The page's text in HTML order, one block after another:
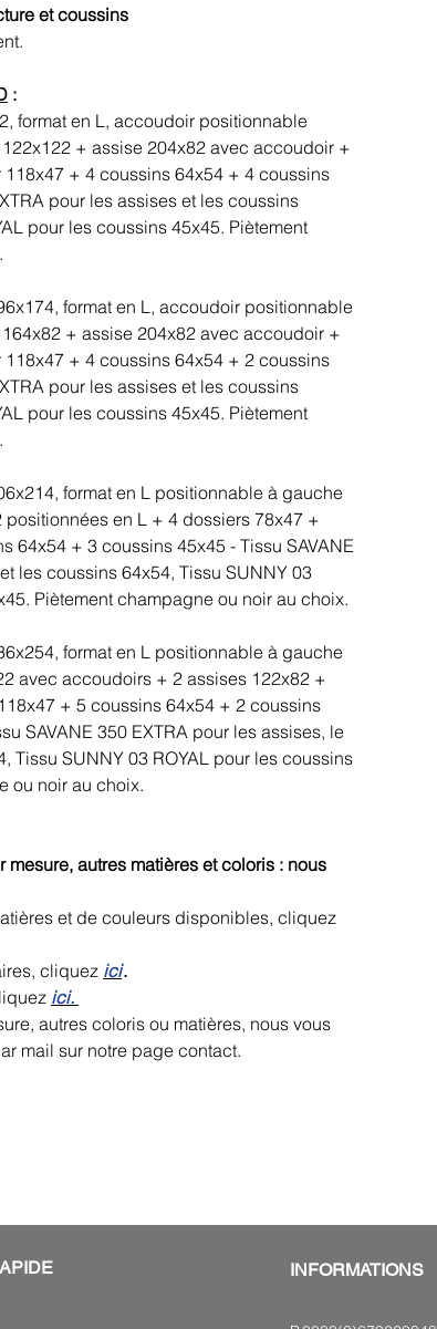
et coussins
:
format en L, accoudoir positionnable
+ assise 204x82 avec accoudoir +
+ 4 coussins 64x54 + 4 coussins
pour les assises et les coussins
pour les coussins 45x45. Piètement
format en L, accoudoir positionnable
+ assise 204x82 avec accoudoir +
+ 4 coussins 64x54 + 2 coussins
pour les assises et les coussins
pour les coussins 45x45. Piètement
format en L positionnable à gauche
en L + 4 dossiers 78x47 +
64x54 + 3 coussins 45x45 - Tissu SAVANE
les coussins 64x54, Tissu SUNNY 03
Piètement champagne ou noir au choix.
format en L positionnable à gauche
avec accoudoirs + 2 assises 122x82 +
+ 5 coussins 64x54 + 2 coussins
SAVANE 350 EXTRA pour les assises, le
Tissu SUNNY 03 ROYAL pour les coussins
ou noir au choix.
autres matières et coloris : nous
et de couleurs disponibles, cliquez
cliquez ici.
ici.
autres coloris ou matières, nous vous
mail sur notre page contact.
INFORMATIONS